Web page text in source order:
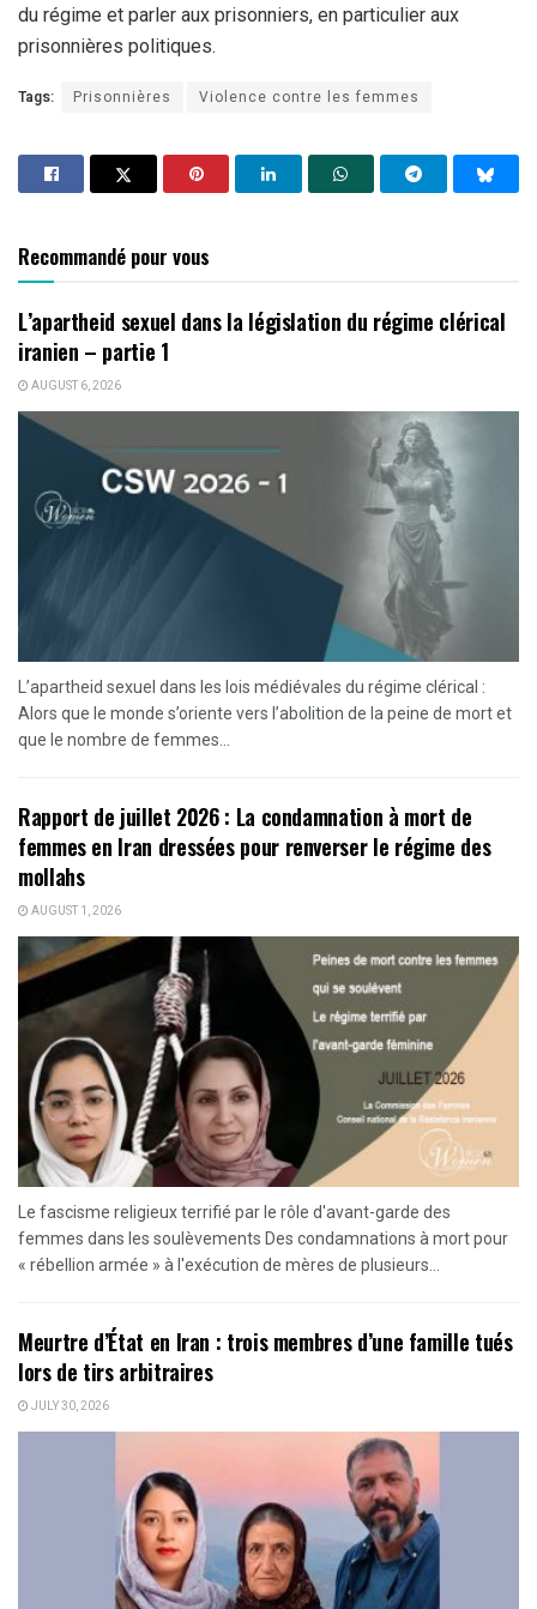
du régime et parler aux prisonniers, en particulier aux
prisonnières politiques.
Tags: Prisonnières Violence contre les femmes
Recommandé pour vous
L’apartheid sexuel dans la législation du régime clérical
iranien – partie 1
AUGUST 6, 2026
L’apartheid sexuel dans les lois médiévales du régime clérical :
Alors que le monde s’oriente vers l’abolition de la peine de mort et
que le nombre de femmes...
Rapport de juillet 2026 : La condamnation à mort de
femmes en Iran dressées pour renverser le régime des
mollahs
AUGUST 1, 2026
Le fascisme religieux terrifié par le rôle d'avant-garde des
femmes dans les soulèvements Des condamnations à mort pour
« rébellion armée » à l'exécution de mères de plusieurs...
Meurtre d’État en Iran : trois membres d’une famille tués
lors de tirs arbitraires
JULY 30, 2026